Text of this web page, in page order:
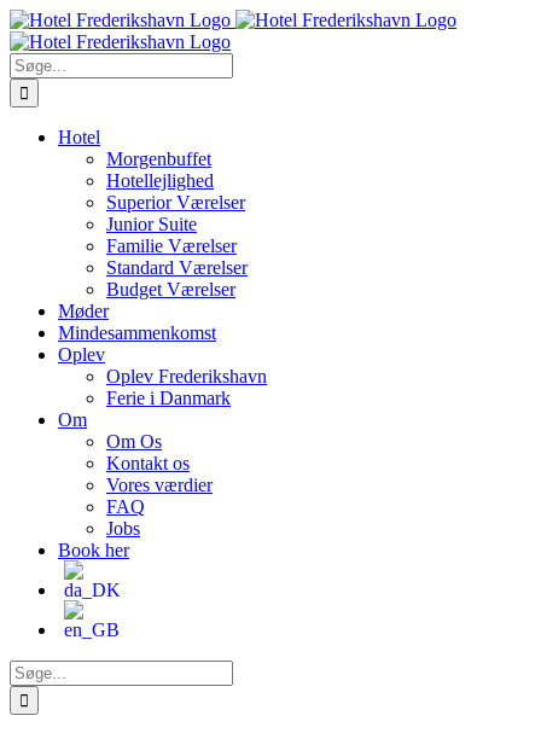
Spring
til
indhold
Søg
efter:
Hotel
Morgenbuffet
Hotellejlighed
Superior Værelser
Junior Suite
Familie Værelser
Standard Værelser
Budget Værelser
Møder
Mindesammenkomst
Oplev
Oplev Frederikshavn
Ferie i Danmark
Om
Om Os
Kontakt os
Vores værdier
FAQ
Jobs
Book her
Søg
efter: